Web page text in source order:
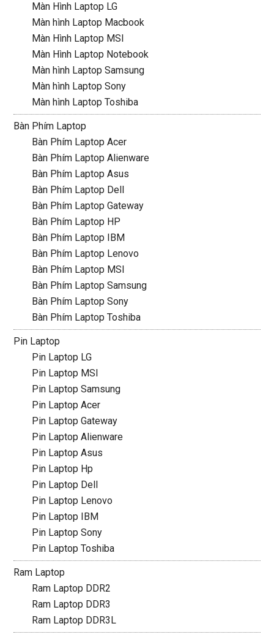
Màn Hình Laptop LG
Màn hình Laptop Macbook
Màn Hình Laptop MSI
Màn Hình Laptop Notebook
Màn hình Laptop Samsung
Màn hình Laptop Sony
Màn hình Laptop Toshiba
Bàn Phím Laptop
Bàn Phím Laptop Acer
Bàn Phím Laptop Alienware
Bàn Phím Laptop Asus
Bàn Phím Laptop Dell
Bàn Phím Laptop Gateway
Bàn Phím Laptop HP
Bàn Phím Laptop IBM
Bàn Phím Laptop Lenovo
Bàn Phím Laptop MSI
Bàn Phím Laptop Samsung
Bàn Phím Laptop Sony
Bàn Phím Laptop Toshiba
Pin Laptop
Pin Laptop LG
Pin Laptop MSI
Pin Laptop Samsung
Pin Laptop Acer
Pin Laptop Gateway
Pin Laptop Alienware
Pin Laptop Asus
Pin Laptop Hp
Pin Laptop Dell
Pin Laptop Lenovo
Pin Laptop IBM
Pin Laptop Sony
Pin Laptop Toshiba
Ram Laptop
Ram Laptop DDR2
Ram Laptop DDR3
Ram Laptop DDR3L